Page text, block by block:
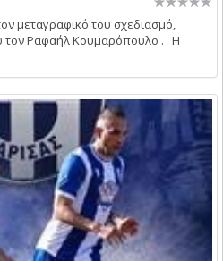
μεταγραφικό του σχεδιασμό,
τον Ραφαήλ Κουμαρόπουλο . Η